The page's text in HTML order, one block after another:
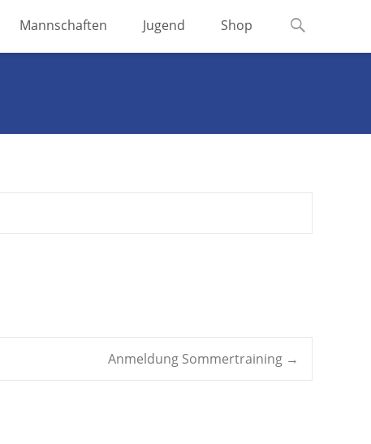
Mannschaften Jugend Shop
Suchen
Anmeldung Sommertraining →